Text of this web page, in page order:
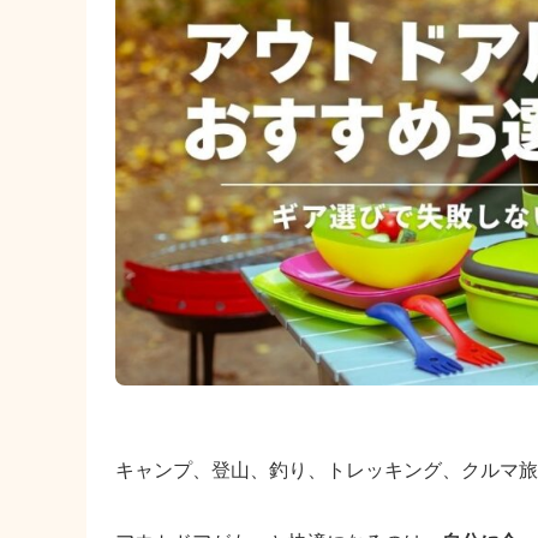
キャンプ、登山、釣り、トレッキング、クル